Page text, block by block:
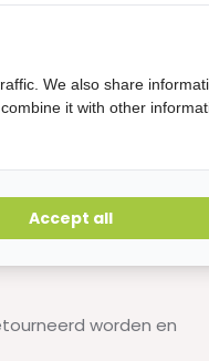
worden en
We also share
it with other
Accept all